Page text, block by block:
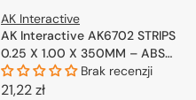
AK Interactive
AK Interactive AK6702 STRIPS
0.25 X 1.00 X 350MM – ABS
STRIP – 10 UNITS PER BAG
Brak recenzji
Cena
21,22 zł